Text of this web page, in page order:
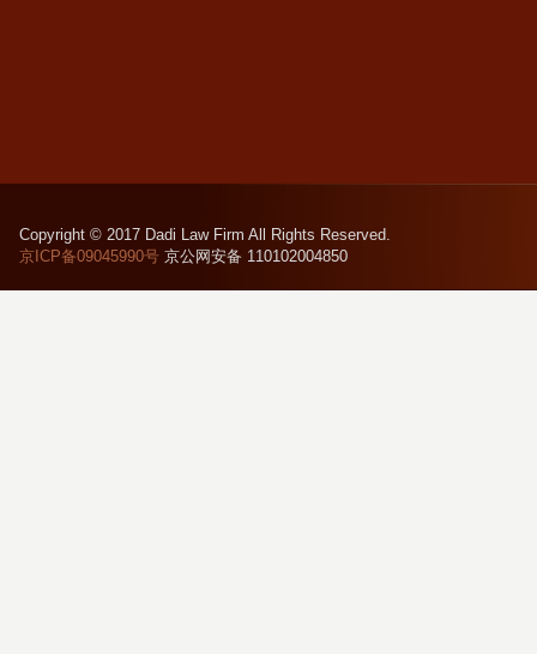
Copyright © 2017 Dadi Law Firm All Rights Reserved.
京ICP备09045990号京公网安备 110102004850